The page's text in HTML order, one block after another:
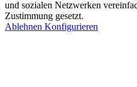
und sozialen Netzwerken
Zustimmung gesetzt.
Ablehnen Konfigurieren